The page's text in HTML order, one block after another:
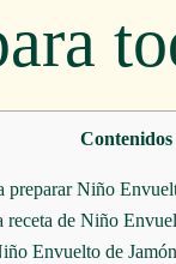
Contenidos
preparar Niño
receta de Niño
Envuelto de